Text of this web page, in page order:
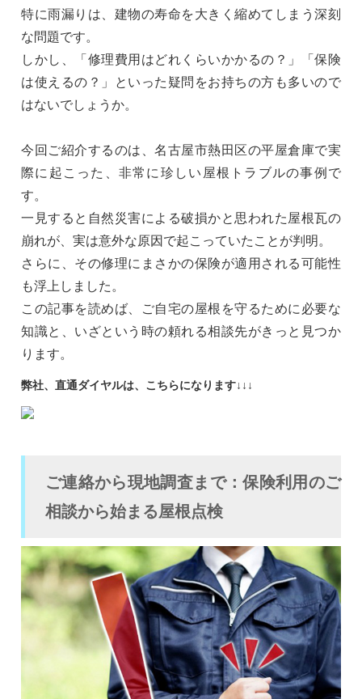
特に雨漏りは、建物の寿命を大きく縮めてしまう深刻
な問題です。
しかし、「修理費用はどれくらいかかるの？」「保険
は使えるの？」といった疑問をお持ちの方も多いので
はないでしょうか。
今回ご紹介するのは、名古屋市熱田区の平屋倉庫で実
際に起こった、非常に珍しい屋根トラブルの事例で
す。
一見すると自然災害による破損かと思われた屋根瓦の
崩れが、実は意外な原因で起こっていたことが判明。
さらに、その修理にまさかの保険が適用される可能性
も浮上しました。
この記事を読めば、ご自宅の屋根を守るために必要な
知識と、いざという時の頼れる相談先がきっと見つか
ります。
弊社、直通ダイヤルは、こちらになります↓↓↓
ご連絡から現地調査まで：保険利用のご
相談から始まる屋根点検